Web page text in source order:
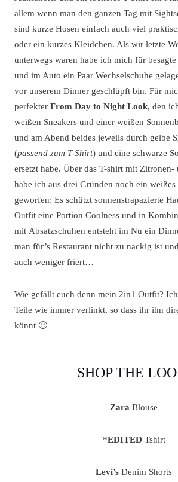
allem wenn man den ganzen Tag mit
sind kurze Hosen einfach auch viel
oder ein kurzes Kleidchen. Als wir letzte
unterwegs waren habe ich mich für
und im Auto ein Paar Wechselschuhe
vor unserem Dinner geschlüpft bin. Für
perfekter From Day to Night Look, den
weißen Sneakers und einer weißen
und am Abend beides jeweils durch gelbe
(passend zum T-Shirt) und eine schwarze
ersetzt habe. Über das T-shirt mit
habe ich aus drei Gründen noch ein
geworfen: Es schützt sonnenstrapazierte
Outfit eine Portion Coolness und in
mit Absatzschuhen entsteht im Nu ein
man für’s Restaurant nicht zu nackig ist
auch weniger friert…
Wie gefällt euch denn mein 2in1 Outfit?
Teile wie immer verlinkt, so dass ihr ihn
könnt 🙂
SHOP THE
Zara Blouse
*EDITED Tshirt
Levi’s Denim Shorts